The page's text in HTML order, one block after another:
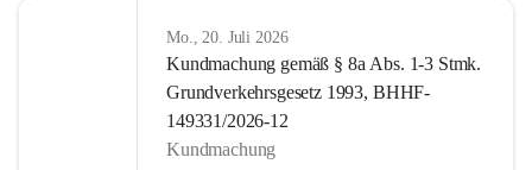
Mo., 20. Juli 2026
Kundmachung gemäß § 8a Abs. 1-3 Stmk.
Grundverkehrsgesetz 1993, BHHF-
149331/2026-12
Kundmachung